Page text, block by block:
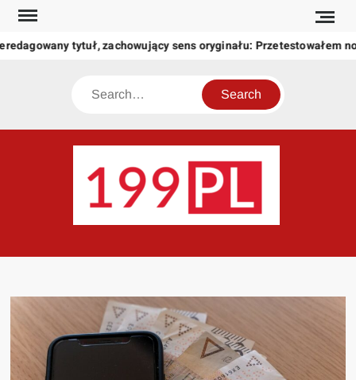
Skip
content
tytuł, zachowujący sens oryginału: Przetestowałem
Search
świat